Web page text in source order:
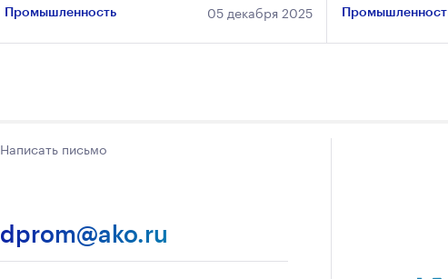
Промышленность 05 декабря 2025
Написать письмо
dprom@ako.ru